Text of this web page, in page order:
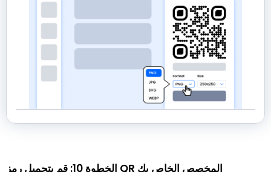
الخطوة 10: قم بتحميل رمز QR المخصص الخاص بك